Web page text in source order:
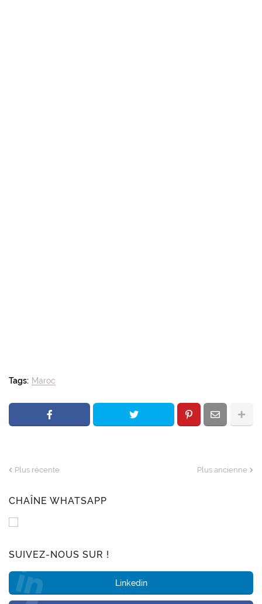
Tags: Maroc
Plus récente Plus ancienne
CHAÎNE WHATSAPP
SUIVEZ-NOUS SUR !
Linkedin